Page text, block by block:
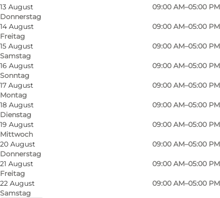
13 August
Donnerstag
09:00 AM–05:00 PM
14 August
Freitag
09:00 AM–05:00 PM
15 August
Samstag
09:00 AM–05:00 PM
16 August
Sonntag
09:00 AM–05:00 PM
17 August
Montag
09:00 AM–05:00 PM
18 August
Dienstag
09:00 AM–05:00 PM
19 August
Mittwoch
09:00 AM–05:00 PM
20 August
Donnerstag
09:00 AM–05:00 PM
21 August
Freitag
09:00 AM–05:00 PM
22 August
Samstag
09:00 AM–05:00 PM
Foto: Conni Ernst Foto: